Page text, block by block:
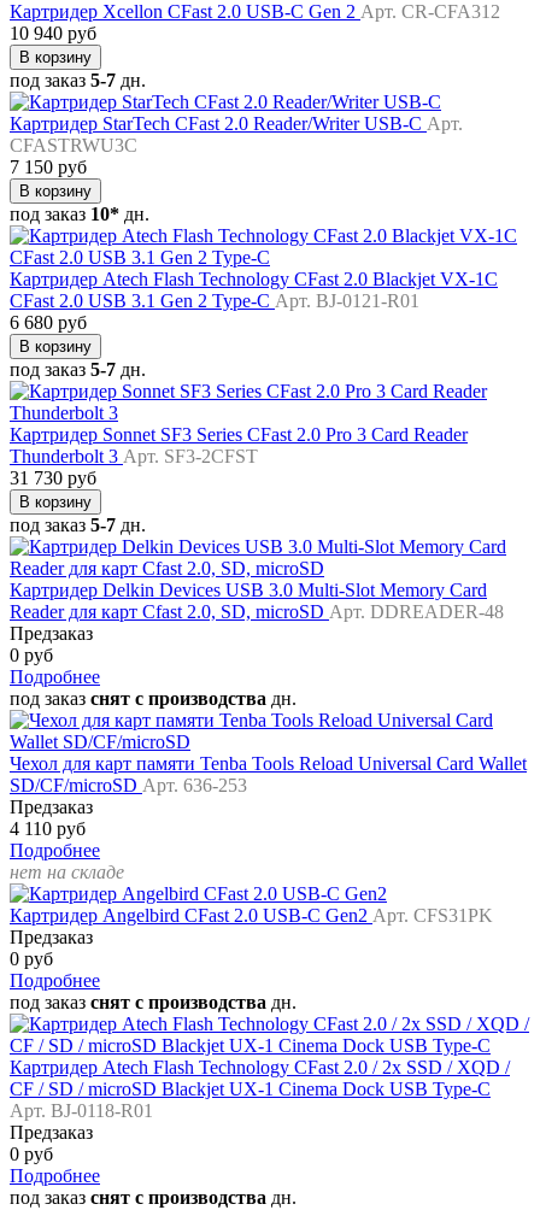
Картридер Xcellon CFast 2.0 USB-C Gen 2 Арт. CR-CFA312
10 940 руб
В корзину
под заказ 5-7 дн.
Картридер StarTech CFast 2.0 Reader/Writer USB-C Арт.
CFASTRWU3C
7 150 руб
В корзину
под заказ 10* дн.
Картридер Atech Flash Technology CFast 2.0 Blackjet VX-1C
CFast 2.0 USB 3.1 Gen 2 Type-C Арт. BJ-0121-R01
6 680 руб
В корзину
под заказ 5-7 дн.
Картридер Sonnet SF3 Series CFast 2.0 Pro 3 Card Reader
Thunderbolt 3 Арт. SF3-2CFST
31 730 руб
В корзину
под заказ 5-7 дн.
Картридер Delkin Devices USB 3.0 Multi-Slot Memory Card
Reader для карт Cfast 2.0, SD, microSD Арт. DDREADER-48
Предзаказ
0 руб
Подробнее
под заказ снят с производства дн.
Чехол для карт памяти Tenba Tools Reload Universal Card Wallet
SD/CF/microSD Арт. 636-253
Предзаказ
4 110 руб
Подробнее
нет на складе
Картридер Angelbird CFast 2.0 USB-C Gen2 Арт. CFS31PK
Предзаказ
0 руб
Подробнее
под заказ снят с производства дн.
Картридер Atech Flash Technology CFast 2.0 / 2x SSD / XQD /
CF / SD / microSD Blackjet UX-1 Cinema Dock USB Type-C
Арт. BJ-0118-R01
Предзаказ
0 руб
Подробнее
под заказ снят с производства дн.